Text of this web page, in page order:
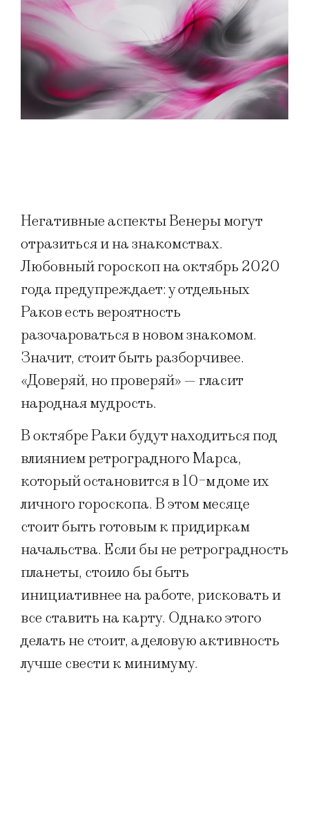
Негативные аспекты Венеры могут
отразиться и на знакомствах.
Любовный гороскоп на октябрь 2020
года предупреждает: у отдельных
Раков есть вероятность
разочароваться в новом знакомом.
Значит, стоит быть разборчивее.
«Доверяй, но проверяй» — гласит
народная мудрость.
В октябре Раки будут находиться под
влиянием ретроградного Марса,
который остановится в 10-м доме их
личного гороскопа. В этом месяце
стоит быть готовым к придиркам
начальства. Если бы не ретроградность
планеты, стоило бы быть
инициативнее на работе, рисковать и
все ставить на карту. Однако этого
делать не стоит, а деловую активность
лучше свести к минимуму.